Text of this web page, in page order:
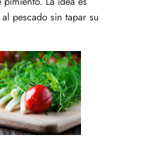
pescado sin tapar su